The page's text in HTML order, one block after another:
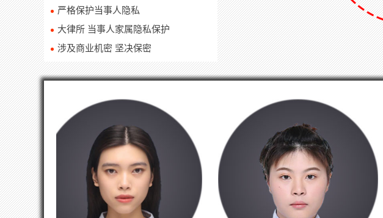
严格保护当事人隐私
大律所 当事人家属隐私保护
涉及商业机密 坚决保密